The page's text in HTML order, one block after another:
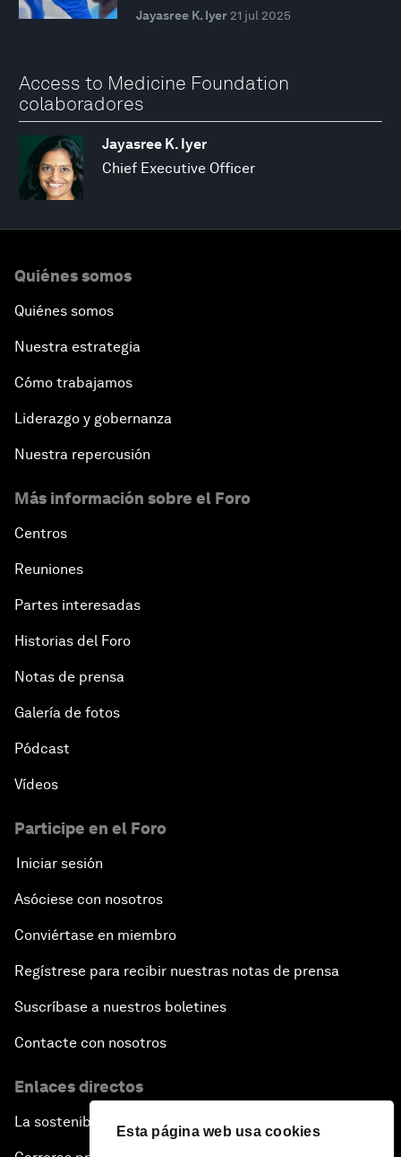
Esta página web usa cookies
Jayasree K. Iyer 21 jul 2025
Access to Medicine Foundation
colaboradores
Jayasree K. Iyer
Chief Executive Officer
Quiénes somos
Quiénes somos
Nuestra estrategia
Cómo trabajamos
Liderazgo y gobernanza
Nuestra repercusión
Más información sobre el Foro
Centros
Reuniones
Partes interesadas
Historias del Foro
Notas de prensa
Galería de fotos
Pódcast
Vídeos
Participe en el Foro
Iniciar sesión
Asóciese con nosotros
Conviértase en miembro
Regístrese para recibir nuestras notas de prensa
Suscríbase a nuestros boletines
Contacte con nosotros
Enlaces directos
La sostenibilidad en el Foro